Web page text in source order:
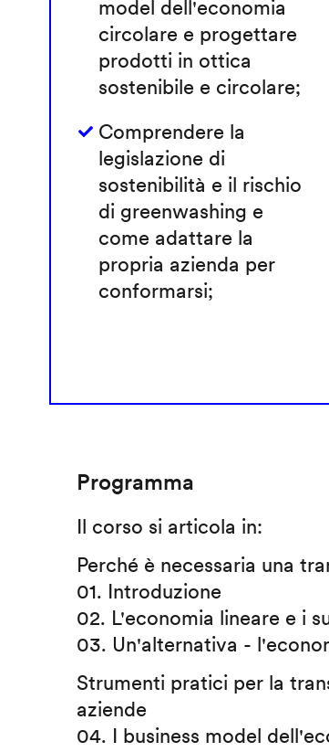
model dell'economia
circolare e progettare
prodotti in ottica
sostenibile e circolare;
Comprendere la
legislazione di
sostenibilità e il rischio
di greenwashing e
come adattare la
propria azienda per
conformarsi;
Programma
Il corso si articola in:
Perché è necessaria una
01. Introduzione
02. L'economia lineare e i
03. Un'alternativa -
Strumenti pratici per la
aziende
04. I business model